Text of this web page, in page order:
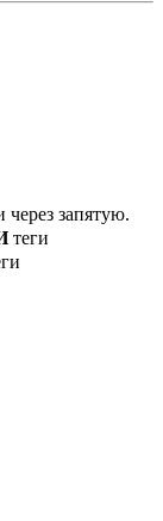
через запятую.
теги